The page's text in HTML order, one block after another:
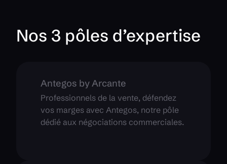
Nos 3 pôles d’expertise
Antegos by Arcante
Professionnels de la vente, défendez
vos marges avec Antegos, notre pôle
dédié aux négociations commerciales.